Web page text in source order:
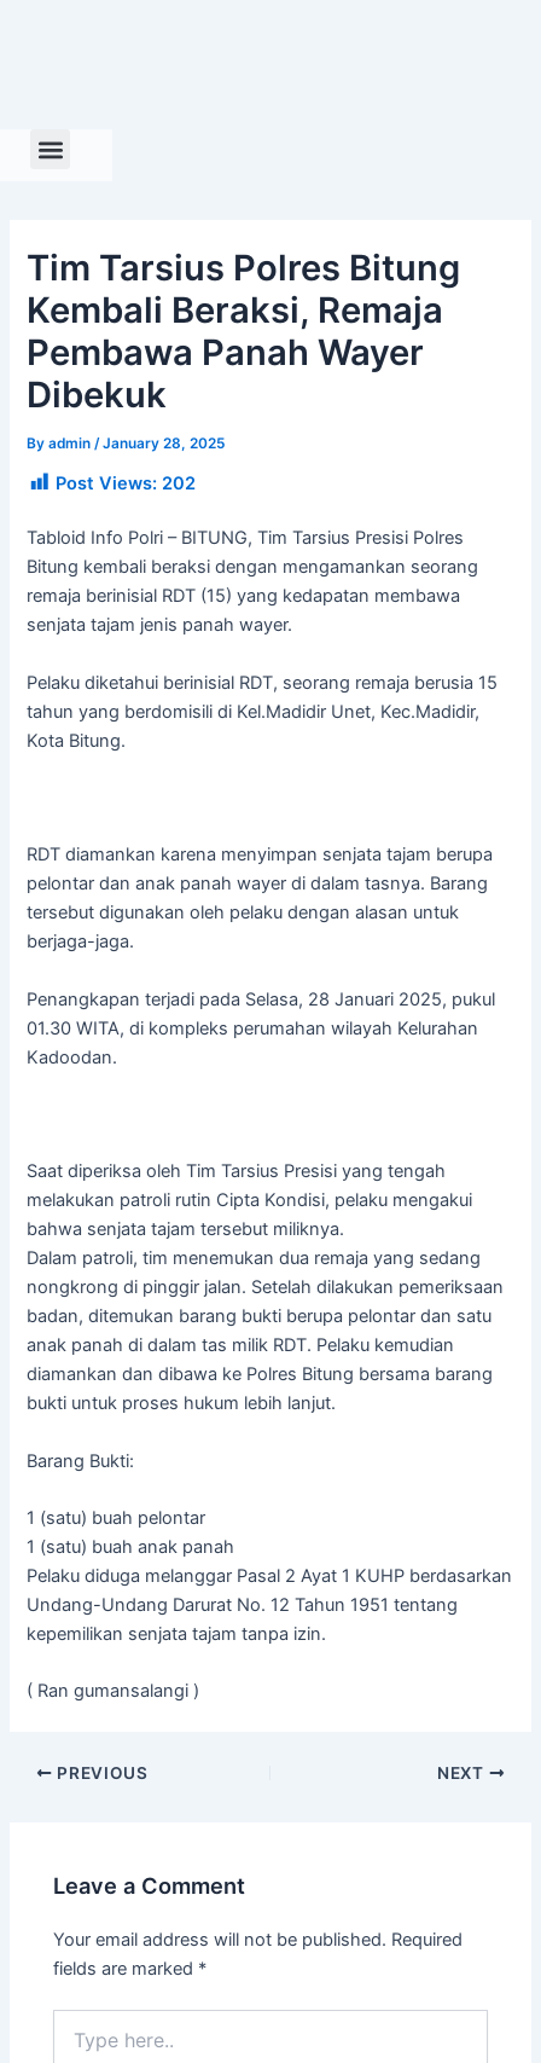
Tim Tarsius Polres Bitung
Kembali Beraksi, Remaja
Pembawa Panah Wayer
Dibekuk
Byadmin /January 28, 2025
Post Views: 202
Tabloid Info Polri – BITUNG, Tim Tarsius Presisi Polres
Bitung kembali beraksi dengan mengamankan seorang
remaja berinisial RDT (15) yang kedapatan membawa
senjata tajam jenis panah wayer.
Pelaku diketahui berinisial RDT, seorang remaja berusia 15
tahun yang berdomisili di Kel.Madidir Unet, Kec.Madidir,
Kota Bitung.
RDT diamankan karena menyimpan senjata tajam berupa
pelontar dan anak panah wayer di dalam tasnya. Barang
tersebut digunakan oleh pelaku dengan alasan untuk
berjaga-jaga.
Penangkapan terjadi pada Selasa, 28 Januari 2025, pukul
01.30 WITA, di kompleks perumahan wilayah Kelurahan
Kadoodan.
Saat diperiksa oleh Tim Tarsius Presisi yang tengah
melakukan patroli rutin Cipta Kondisi, pelaku mengakui
bahwa senjata tajam tersebut miliknya.
Dalam patroli, tim menemukan dua remaja yang sedang
nongkrong di pinggir jalan. Setelah dilakukan pemeriksaan
badan, ditemukan barang bukti berupa pelontar dan satu
anak panah di dalam tas milik RDT. Pelaku kemudian
diamankan dan dibawa ke Polres Bitung bersama barang
bukti untuk proses hukum lebih lanjut.
Barang Bukti:
1 (satu) buah pelontar
1 (satu) buah anak panah
Pelaku diduga melanggar Pasal 2 Ayat 1 KUHP berdasarkan
Undang-Undang Darurat No. 12 Tahun 1951 tentang
kepemilikan senjata tajam tanpa izin.
( Ran gumansalangi )
PREVIOUS NEXT
Leave a Comment
Your email address will not be published. Required
fields are marked *
here..